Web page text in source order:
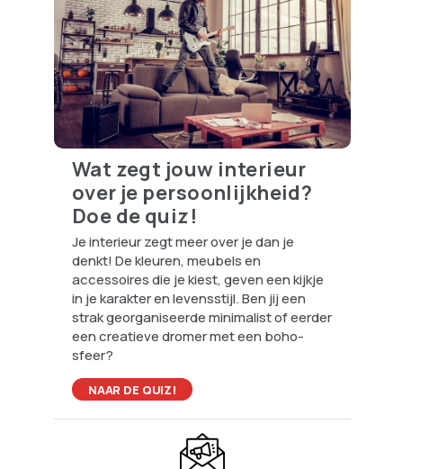
Wat zegt jouw interieur
over je persoonlijkheid?
Doe de quiz!
Je interieur zegt meer over je dan je
denkt! De kleuren, meubels en
accessoires die je kiest, geven een kijkje
in je karakter en levensstijl. Ben jij een
strak georganiseerde minimalist of eerder
een creatieve dromer met een boho-
sfeer?
NAAR DE QUIZ!